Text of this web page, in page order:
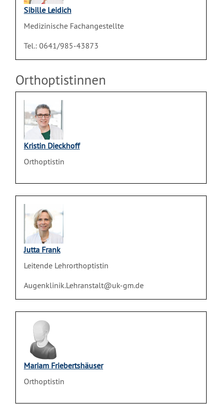
Sibille Leidich
Medizinische Fachangestellte
Tel.: 0641/985-43873
Orthoptistinnen
Kristin Dieckhoff
Orthoptistin
Jutta Frank
Leitende Lehrorthoptistin
Augenklinik.Lehranstalt@uk-gm.de
Mariam Friebertshäuser
Orthoptistin